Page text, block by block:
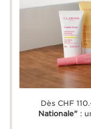
Dès CHF
Nationale":